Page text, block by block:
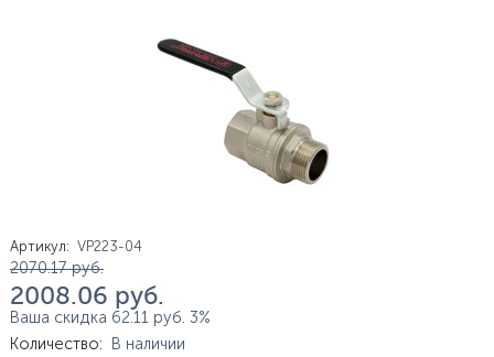
Артикул: VP223-04
Цена
2 070.17 руб.
2 008.06 руб.
Ваша скидка 62.11 руб. 3%
Количество:
В наличии